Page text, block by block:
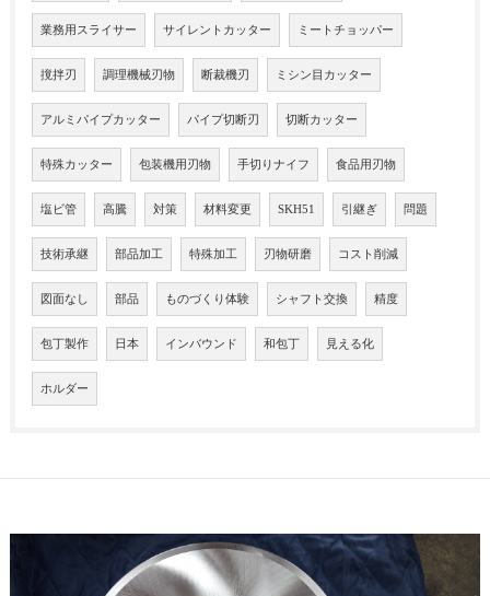
業務用スライサー サイレントカッター ミートチョッパー
撹拌刃 調理機械刃物 断裁機刃 ミシン目カッター
アルミパイプカッター パイプ切断刃 切断カッター
特殊カッター 包装機用刃物 手切りナイフ 食品用刃物
塩ビ管 高騰 対策 材料変更 SKH51 引継ぎ 問題
技術承継 部品加工 特殊加工 刃物研磨 コスト削減
図面なし 部品 ものづくり体験 シャフト交換 精度
包丁製作 日本 インバウンド 和包丁 見える化
ホルダー